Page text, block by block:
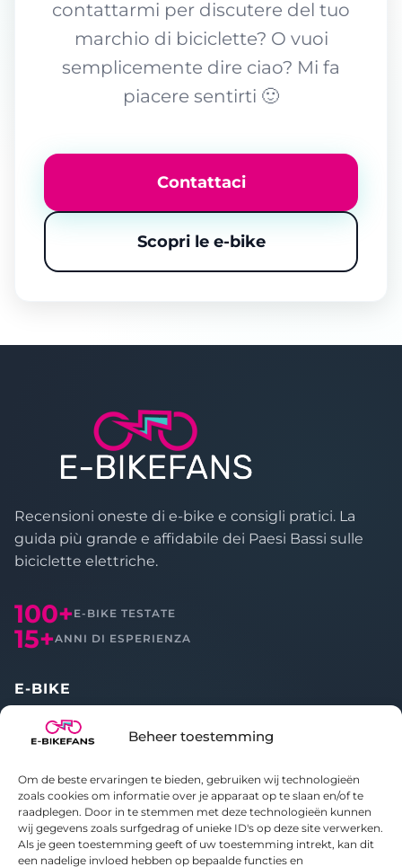
Beheer toestemming
Om de beste ervaringen te bieden, gebruiken wij technologieën
zoals cookies om informatie over je apparaat op te slaan en/of te
raadplegen. Door in te stemmen met deze technologieën kunnen
wij gegevens zoals surfgedrag of unieke ID's op deze site verwerken.
Als je geen toestemming geeft of uw toestemming intrekt, kan dit
een nadelige invloed hebben op bepaalde functies en
contattarmi per discutere del tuo
marchio di biciclette? O vuoi
semplicemente dire ciao? Mi fa
piacere sentirti 🙂
Contattaci
Scopri le e-bike
Recensioni oneste di e-bike e consigli pratici. La
guida più grande e affidabile dei Paesi Bassi sulle
biciclette elettriche.
100+ E-BIKE TESTATE
15+ANNI DI ESPERIENZA
E-BIKE
Tutte le recensioni
Confronta
CHI SIAMO
Informazioni su E-bikefans
Contatti